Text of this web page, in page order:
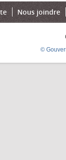
Nous joindre
©